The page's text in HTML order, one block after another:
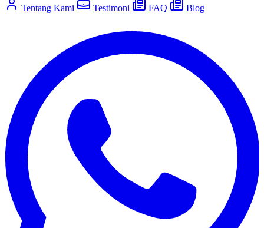
Tentang Kami Testimoni FAQ Blog